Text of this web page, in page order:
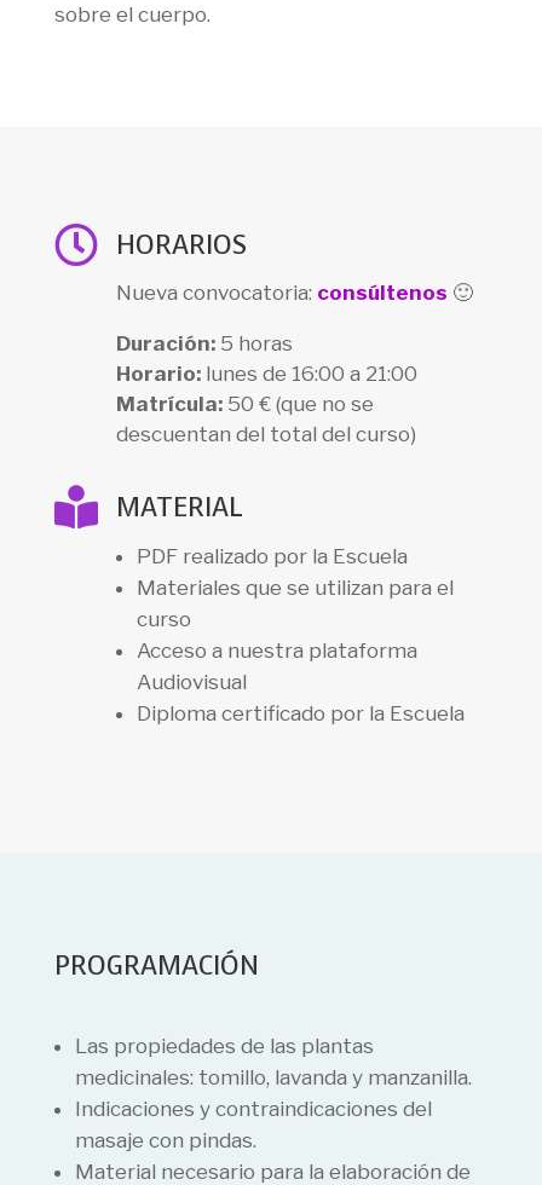
sobre el cuerpo.
 HORARIOS
Nueva convocatoria: consúltenos 🙂
Duración:5 horas
Horario: lunes de 16:00 a 21:00
Matrícula:50 € (que no se
descuentan del total del curso)
 MATERIAL
PDF realizado por la Escuela
Materiales que se utilizan para el
curso
Acceso a nuestra plataforma
Audiovisual
Diploma certificado por la Escuela
PROGRAMACIÓN
Las propiedades de las plantas
medicinales: tomillo, lavanda y manzanilla.
Indicaciones y contraindicaciones del
masaje con pindas.
Material necesario para la elaboración de